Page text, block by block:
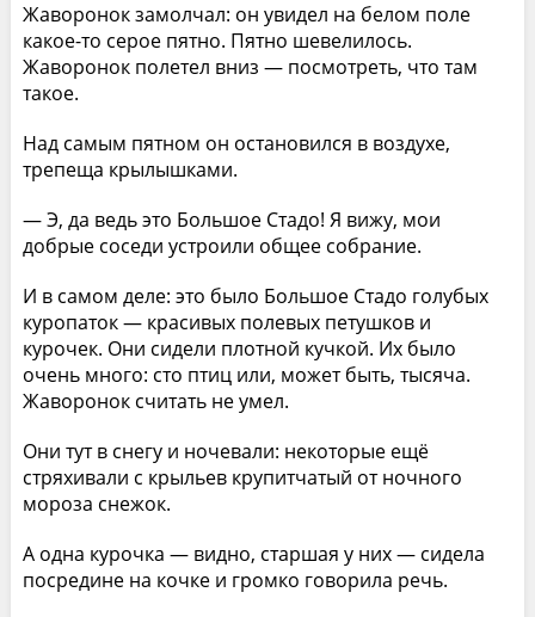
Жаворонок замолчал: он увидел на белом поле
какое-то серое пятно. Пятно шевелилось.
Жаворонок полетел вниз — посмотреть, что там
такое.
Над самым пятном он остановился в воздухе,
трепеща крылышками.
— Э, да ведь это Большое Стадо! Я вижу, мои
добрые соседи устроили общее собрание.
И в самом деле: это было Большое Стадо голубых
куропаток — красивых полевых петушков и
курочек. Они сидели плотной кучкой. Их было
очень много: сто птиц или, может быть, тысяча.
Жаворонок считать не умел.
Они тут в снегу и ночевали: некоторые ещё
стряхивали с крыльев крупитчатый от ночного
мороза снежок.
А одна курочка — видно, старшая у них — сидела
посредине на кочке и громко говорила речь.